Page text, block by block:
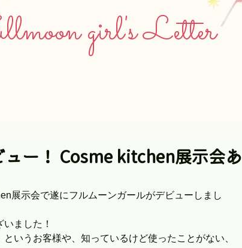
girl's Letter
ー！ Cosme kitchen展示会あ
ました！
いうお客様や、知っているけど使ったことがない、